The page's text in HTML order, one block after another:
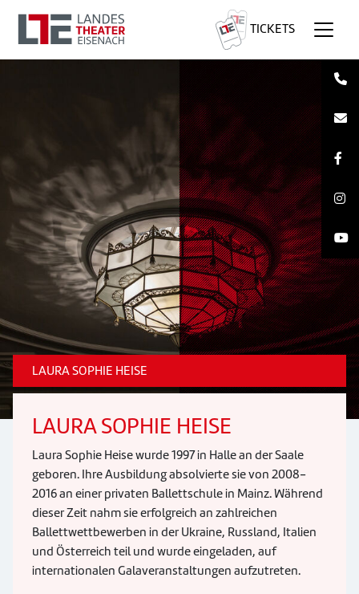
TICKETS
LAURA SOPHIE HEISE
LAURA SOPHIE HEISE
Laura Sophie Heise wurde 1997 in Halle an der Saale
geboren. Ihre Ausbildung absolvierte sie von 2008-
2016 an einer privaten Ballettschule in Mainz. Während
dieser Zeit nahm sie erfolgreich an zahlreichen
Ballettwettbewerben in der Ukraine, Russland, Italien
und Österreich teil und wurde eingeladen, auf
internationalen Galaveranstaltungen aufzutreten.